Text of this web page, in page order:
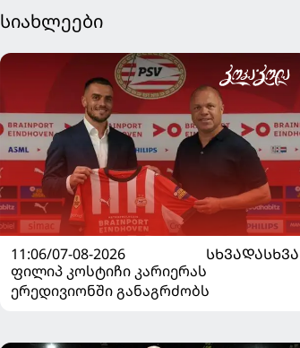
სიახლეები
11:06/07-08-2026
ᲡᲮᲕᲐᲓᲐᲡᲮᲕᲐ
ფილიპ კოსტიჩი კარიერას
ერედივიონში განაგრძობს